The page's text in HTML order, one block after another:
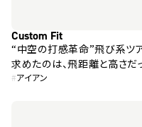
Custom Fit
“中空の打感革命”飛び系ツアーア
求めたのは、飛距離と高さ
#アイアン